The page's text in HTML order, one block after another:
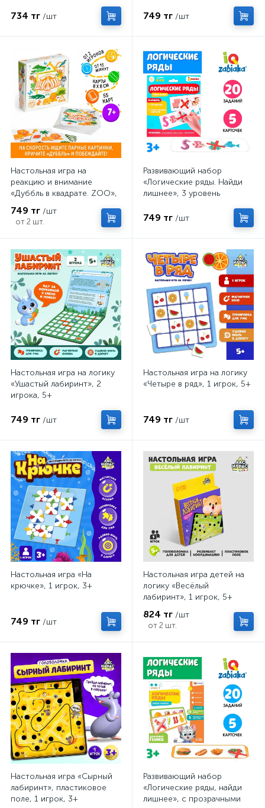
734 тг /шт 749 тг /шт
Настольная игра на
реакцию и внимание
«Дуббль в квадрате. ZOO»,
749 тг /шт
от 2 шт.
Развивающий набор
«Логические ряды. Найди
лишнее», 3 уровень
749 тг /шт
Настольная игра на логику
«Ушастый лабиринт», 2
игрока, 5+
749 тг /шт
Настольная игра на логику
«Четыре в ряд», 1 игрок, 5+
749 тг /шт
Настольная игра «На
крючке», 1 игрок, 3+
749 тг /шт
Настольная игра детей на
логику «Весёлый
лабиринт», 1 игрок, 5+
824 тг /шт
от 2 шт.
Настольная игра «Сырный
лабиринт», пластиковое
поле, 1 игрок, 3+
Развивающий набор
«Логические ряды, найди
лишнее», с прозрачными